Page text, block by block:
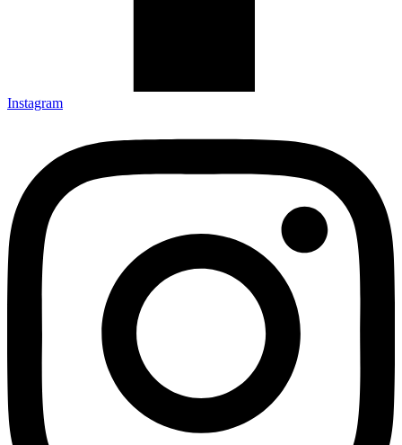
Instagram